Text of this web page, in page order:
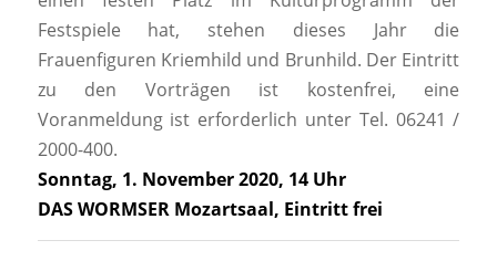
Festspiele hat, stehen dieses Jahr die
Frauenfiguren Kriemhild und Brunhild. Der Eintritt
zu den Vorträgen ist kostenfrei, eine
Voranmeldung ist erforderlich unter Tel. 06241 /
2000-400.
Sonntag, 1. November 2020, 14 Uhr
DAS WORMSER Mozartsaal, Eintritt frei